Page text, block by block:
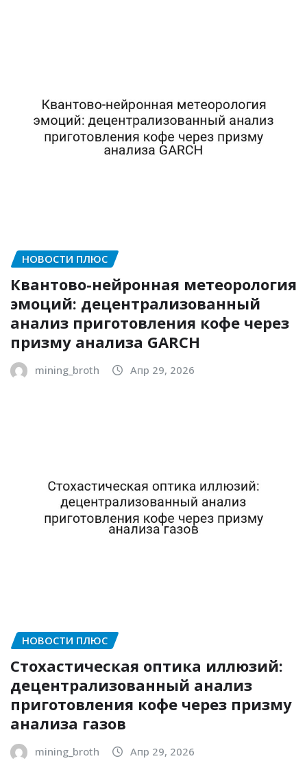
НОВОСТИ ПЛЮС
Квантово-нейронная метеорология
эмоций: децентрализованный
анализ приготовления кофе через
призму анализа GARCH
mining_broth Апр 29, 2026
НОВОСТИ ПЛЮС
Стохастическая оптика иллюзий:
децентрализованный анализ
приготовления кофе через призму
анализа газов
mining_broth Апр 29, 2026